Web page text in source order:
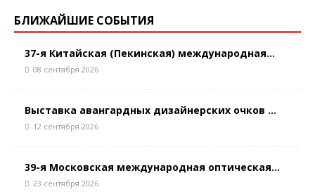
БЛИЖАЙШИЕ СОБЫТИЯ
37-я Китайская (Пекинская) международная...
08 сентября 2026
Выставка авангардных дизайнерских очков ...
12 сентября 2026
39-я Московская международная оптическая...
23 сентября 2026